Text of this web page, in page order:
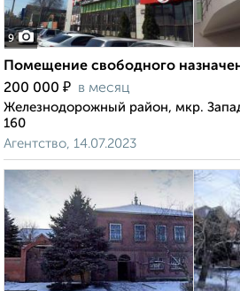
9
Помещение свободного
200 000 ₽ в месяц
Железнодорожный район, мкр.
160
Агентство, 14.07.2023